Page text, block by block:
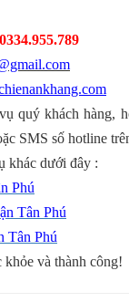
quý khách hàng,
SMS số hotline
khác dưới đây :
Phú
Tân Phú
Tân Phú
và thành công!